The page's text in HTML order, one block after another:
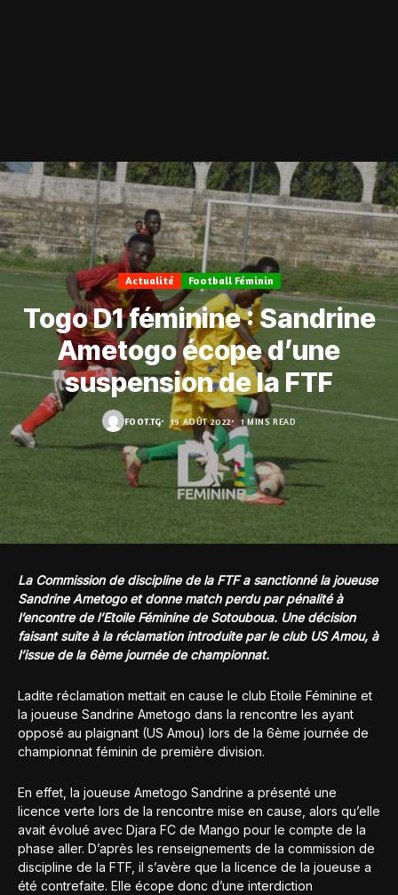
Actualité Football Féminin
Togo D1 féminine : Sandrine
Ametogo écope d’une
suspension de la FTF
FOOT.TG 19 AOÛT 2022 1 MINS READ
La Commission de discipline de la FTF a sanctionné la joueuse
Sandrine Ametogo et donne match perdu par pénalité à
l’encontre de l’Etoile Féminine de Sotouboua. Une décision
faisant suite à la réclamation introduite par le club US Amou, à
l’issue de la 6ème journée de championnat.
Ladite réclamation mettait en cause le club Etoile Féminine et
la joueuse Sandrine Ametogo dans la rencontre les ayant
opposé au plaignant (US Amou) lors de la 6ème journée de
championnat féminin de première division.
En effet, la joueuse Ametogo Sandrine a présenté une
licence verte lors de la rencontre mise en cause, alors qu’elle
avait évolué avec Djara FC de Mango pour le compte de la
phase aller. D’après les renseignements de la commission de
discipline de la FTF, il s’avère que la licence de la joueuse a
été contrefaite. Elle écope donc d’une interdiction